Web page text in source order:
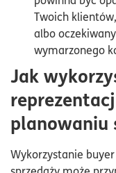
Twoich
albo
wymarzonego
Jak
planowaniu
Wykorzystanie